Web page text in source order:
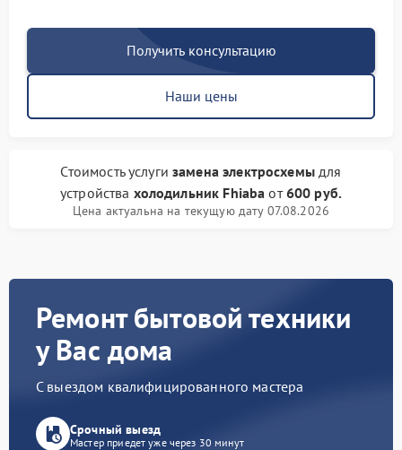
Получить консультацию
Наши цены
Стоимость услугизамена электросхемыдля
устройства холодильник Fhiaba от600 руб.
Цена актуальна на текущую дату 07.08.2026
Ремонт бытовой техники
у Вас дома
С выездом квалифицированного мастера
Срочный выезд
Мастер приедет уже через 30 минут